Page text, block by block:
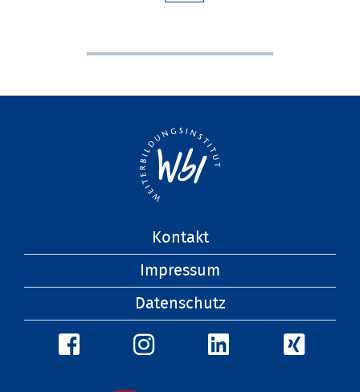
Kontakt
Impressum
Datenschutz